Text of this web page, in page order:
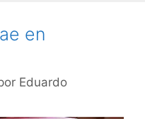
en
Eduardo